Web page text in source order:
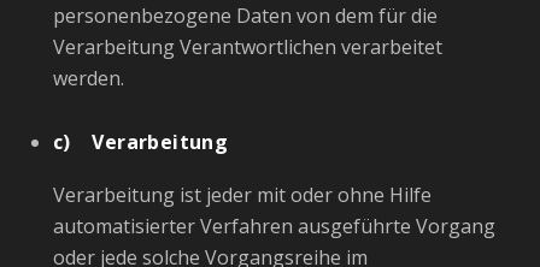
personenbezogene Daten von dem für die
Verarbeitung Verantwortlichen verarbeitet
werden.
c) Verarbeitung
Verarbeitung ist jeder mit oder ohne Hilfe
automatisierter Verfahren ausgeführte Vorgang
oder jede solche Vorgangsreihe im